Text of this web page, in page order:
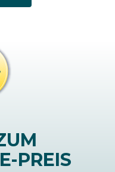
PREIS